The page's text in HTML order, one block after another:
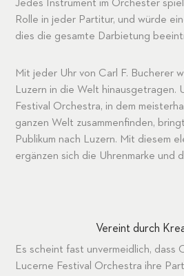
Jedes Instrument im Orchester
Rolle in jeder Partitur, und würde
dies die gesamte Darbietung
Mit jeder Uhr von Carl F. Bucherer
Luzern in die Welt hinausgetragen.
Festival Orchestra, in dem
ganzen Welt zusammenfinden,
Publikum nach Luzern. Mit diesem
ergänzen sich die Uhrenmarke und
Vereint durch
Es scheint fast unvermeidlich, dass
Lucerne Festival Orchestra ihre